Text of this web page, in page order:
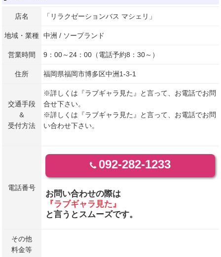
店名 「リラクゼーションバス マシェリ」
地域・業種 中洲 / ソープランド
営業時間 9：00～24：00（電話予約8：30～）
住所 福岡県福岡市博多区中洲1-3-1
交通手段
＆
受付方法
※詳しくは『ラブギャラ見た』と言って、お電話でお問
合せ下さい。
※詳しくは『ラブギャラ見た』と言って、お電話でお問
い合わせ下さい。
電話番号
092-282-1233
お問い合わせの際は
『ラブギャラ見た』
と言うとスムーズです。
その他
料金等